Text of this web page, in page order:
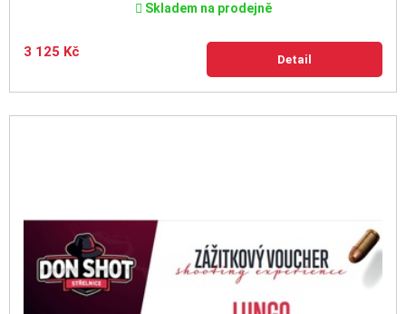
Skladem na prodejně
3 125 Kč Detail